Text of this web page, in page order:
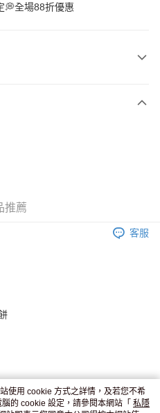
全場88折優惠
工作天到店，7天內取。逾期後
推薦
客服
使用 cookie 方式之詳情，及若您不希
的 cookie 設定，請參閱本網站「 私隱